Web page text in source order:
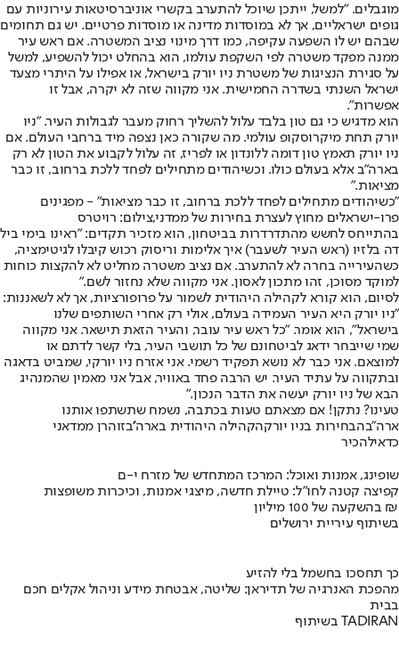
מוגבלים. "למשל, ייתכן שיוכל להתערב בקשרי אוניברסיטאות עירוניות עם
גופים ישראליים, אך לא במוסדות מדינה או מוסדות פרטיים. יש גם תחומים
שבהם יש לו השפעה עקיפה, כמו דרך מינוי נציב המשטרה. אם ראש עיר
ממנה מפקד משטרה לפי השקפת עולמו, הוא בהחלט יכול להשפיע, למשל
על סגירת הנציגות של משטרת ניו יורק בישראל, או אפילו על היתרי מצעד
ישראל השנתי בשדרה החמישית. אני מקווה שזה לא יקרה, אבל זו
אפשרות".
הוא מדגיש כי גם טון בלבד עלול להשליך רחוק מעבר לגבולות העיר. "ניו
יורק תחת מיקרוסקופ עולמי. מה שקורה כאן נצפה מיד ברחבי העולם. אם
ניו יורק תאמץ טון דומה ללונדון או לפריז, זה עלול לקבוע את הטון לא רק
בארה"ב אלא בעולם כולו. וכשיהודים מתחילים לפחד ללכת ברחוב, זו כבר
מציאות."
"כשיהודים מתחילים לפחד ללכת ברחוב, זו כבר מציאות" - מפגינים
פרו-ישראלים מחוץ לעצרת בחירות של ממדני,צילום: רויטרס
בהתייחס לחשש מהתדרדרות בביטחון, הוא מזכיר תקדים: "ראינו בימי ביל
דה בלזיו (ראש העיר לשעבר) איך אלימות וריסוק רכוש קיבלו לגיטימציה,
כשהעירייה בחרה לא להתערב. אם נציב משטרה מחליט לא להקצות כוחות
למוקד מסוכן, זהו מתכון לאסון. אני מקווה שלא נחזור לשם."
לסיום, הוא קורא לקהילה היהודית לשמור על פרופורציות, אך לא לשאננות:
"ניו יורק היא העיר העמידה בעולם, אולי רק אחרי השותפים שלנו
בישראל", הוא אומר. "כל ראש עיר עובר, והעיר הזאת תישאר. אני מקווה
שמי שייבחר ידאג לביטחונם של כל תושבי העיר, בלי קשר לדתם או
למוצאם. אני כבר לא נושא תפקיד רשמי. אני אזרח ניו יורקי, שמביט בדאגה
ובתקווה על עתיד העיר. יש הרבה פחד באוויר, אבל אני מאמין שהמנהיג
הבא של ניו יורק יעשה את הדבר הנכון."
טעינו? נתקן! אם מצאתם טעות בכתבה, נשמח שתשתפו אותנו
ארה"בהבחירות בניו יורקהקהילה היהודית בארה''בזוהרן ממדאני
כדאילהכיר
שופינג, אמנות ואוכל: המרכז המתחדש של מזרח י-ם
קפיצה קטנה לחו"ל: טיילת חדשה, מיצגי אמנות, וכיכרות משופצות
בהשקעה של 100 מיליון ₪
בשיתוף עיריית ירושלים
כך תחסכו בחשמל בלי להזיע
מהפכת האנרגיה של תדיראן: שליטה, אבטחת מידע וניהול אקלים חכם
בבית
בשיתוף TADIRAN